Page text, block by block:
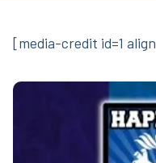
[media-credit id=1